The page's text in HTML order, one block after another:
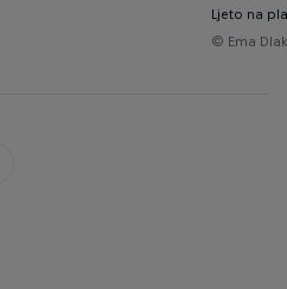
Ljeto na
© Ema